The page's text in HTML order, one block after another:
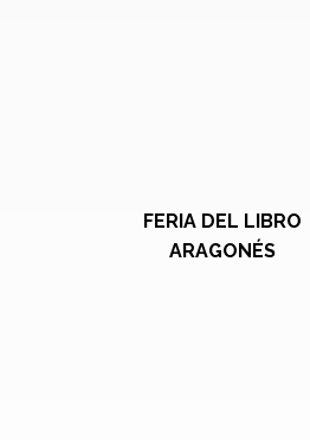
FERIA DEL LIBRO
ARAGONÉS